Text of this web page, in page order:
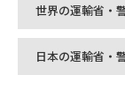
世界の運輸省・
日本の運輸省・